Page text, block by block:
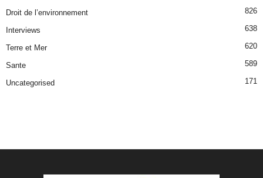
Droit de l’environnement 826
Interviews 638
Terre et Mer 620
Sante 589
Uncategorised 171